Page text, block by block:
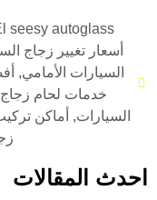
seesy autoglass
أسعار تغيير زجاج
السيارات الأمامي,
خدمات لحام زجاج
السيارات, أماكن
احدث المقالات